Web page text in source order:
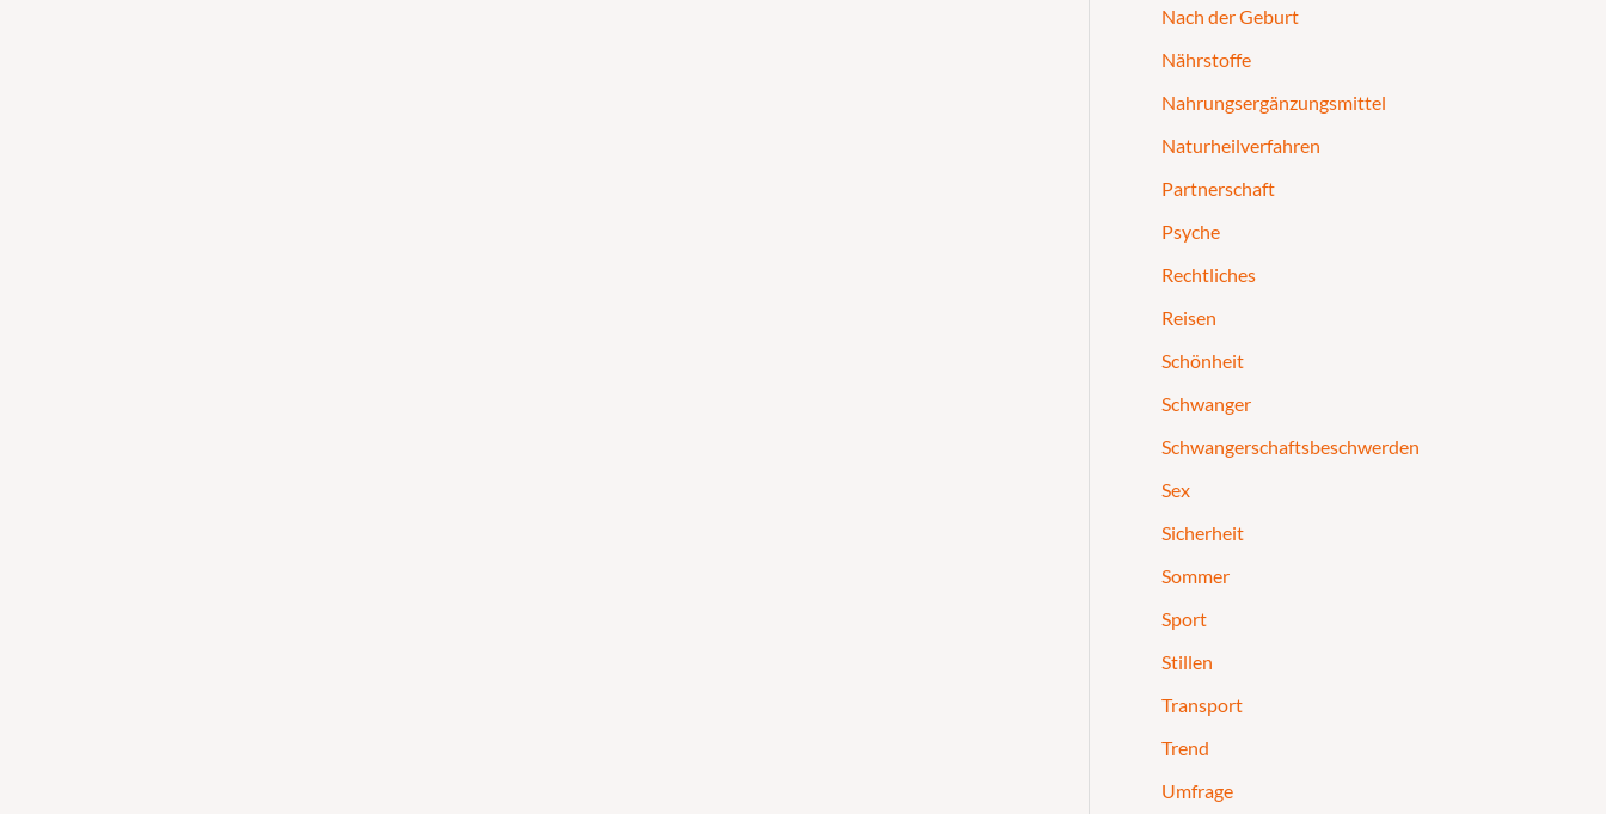
Nach der Geburt
Nährstoffe
Nahrungsergänzungsmittel
Naturheilverfahren
Partnerschaft
Psyche
Rechtliches
Reisen
Schönheit
Schwanger
Schwangerschaftsbeschwerden
Sex
Sicherheit
Sommer
Sport
Stillen
Transport
Trend
Umfrage